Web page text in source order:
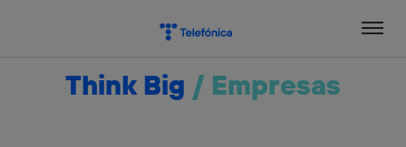
Think Big / Empresas